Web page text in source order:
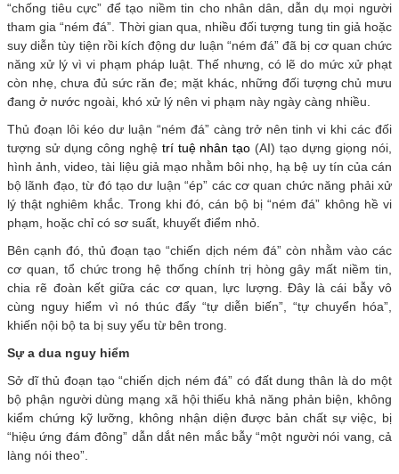
“chống tiêu cực” để tạo niềm tin cho nhân dân, dẫn dụ mọi người
tham gia “ném đá”. Thời gian qua, nhiều đối tượng tung tin giả hoặc
suy diễn tùy tiện rồi kích động dư luận “ném đá” đã bị cơ quan chức
năng xử lý vì vi phạm pháp luật. Thế nhưng, có lẽ do mức xử phạt
còn nhẹ, chưa đủ sức răn đe; mặt khác, những đối tượng chủ mưu
đang ở nước ngoài, khó xử lý nên vi phạm này ngày càng nhiều.
Thủ đoạn lôi kéo dư luận “ném đá” càng trở nên tinh vi khi các đối
tượng sử dụng công nghệ trí tuệ nhân tạo (AI) tạo dựng giọng nói,
hình ảnh, video, tài liệu giả mạo nhằm bôi nhọ, hạ bệ uy tín của cán
bộ lãnh đạo, từ đó tạo dư luận “ép” các cơ quan chức năng phải xử
lý thật nghiêm khắc. Trong khi đó, cán bộ bị “ném đá” không hề vi
phạm, hoặc chỉ có sơ suất, khuyết điểm nhỏ.
Bên cạnh đó, thủ đoạn tạo “chiến dịch ném đá” còn nhằm vào các
cơ quan, tổ chức trong hệ thống chính trị hòng gây mất niềm tin,
chia rẽ đoàn kết giữa các cơ quan, lực lượng. Đây là cái bẫy vô
cùng nguy hiểm vì nó thúc đẩy “tự diễn biến”, “tự chuyển hóa”,
khiến nội bộ ta bị suy yếu từ bên trong.
Sự a dua nguy hiểm
Sở dĩ thủ đoạn tạo “chiến dịch ném đá” có đất dung thân là do một
bộ phận người dùng mạng xã hội thiếu khả năng phản biện, không
kiểm chứng kỹ lưỡng, không nhận diện được bản chất sự việc, bị
“hiệu ứng đám đông” dẫn dắt nên mắc bẫy “một người nói vang, cả
làng nói theo”.